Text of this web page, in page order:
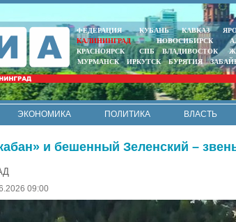
ФЕДЕРАЦИЯ КУБАНЬ КАВКАЗ
КАЛИНИНГРАД
НОВОСИБИРСК
КРАСНОЯРСК
СПБ ВЛАДИВОСТОК
МУРМАНСК
ИРКУТСК БУРЯТИЯ
ЭКОНОМИКА ПОЛИТИКА ВЛАСТЬ
и бешенный Зеленский –
09:00